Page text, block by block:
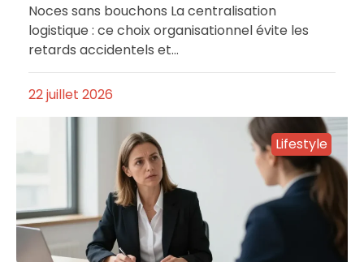
Noces sans bouchons La centralisation
logistique : ce choix organisationnel évite les
retards accidentels et…
22 juillet 2026
Lifestyle